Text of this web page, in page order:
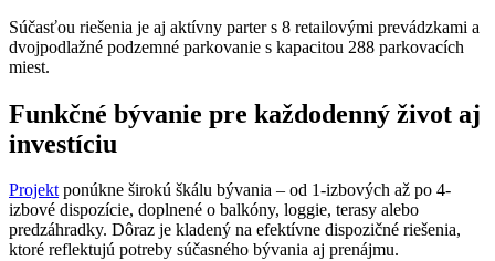
Súčasťou riešenia je aj aktívny parter s 8 retailovými prevádzkami a
dvojpodlažné podzemné parkovanie s kapacitou 288 parkovacích
miest.
Funkčné bývanie pre každodenný život aj
investíciu
Projektponúkne širokú škálu bývania – od 1-izbových až po 4-
izbové dispozície, doplnené o balkóny, loggie, terasy alebo
predzáhradky. Dôraz je kladený na efektívne dispozičné riešenia,
ktoré reflektujú potreby súčasného bývania aj prenájmu.